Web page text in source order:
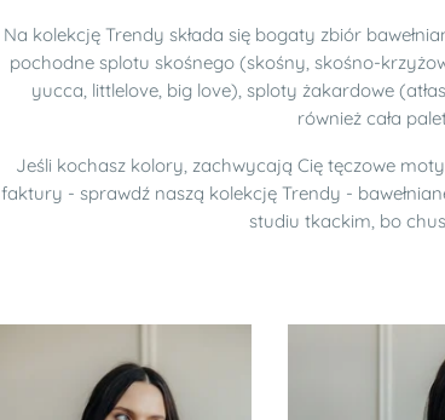
Na kolekcję Trendy składa się bogaty zbiór
pochodne splotu skośnego (skośny, skośno-
yucca, littlelove, big love), sploty żakardowe
również cała
Jeśli kochasz kolory, zachwycają Cię tęczowe
faktury - sprawdź naszą kolekcję Trendy -
studiu tkackim, bo